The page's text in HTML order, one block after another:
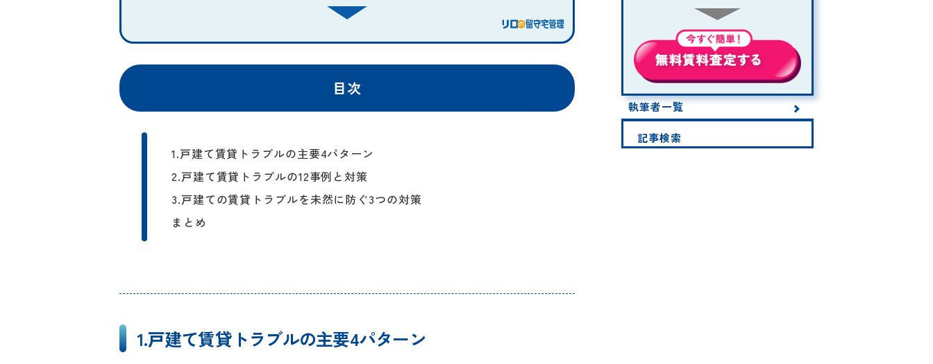
目次
1.戸建て賃貸トラブルの主要4パターン
1-1.建物・設備のトラブル
1-2.近隣トラブル
1-3.入居後のトラブル
2.戸建て賃貸トラブルの12事例と対策
2-1.建物・設備に関するトラブル
2-2.近隣トラブル
庭木が越境した場合の責任と解決方法とは？
まで責任？
家賃滞納が続いたときの督促方法と法的手続き
大量の私物を残して退去した借主への対応方法は？
3.戸建ての賃貸トラブルを未然に防ぐ3つの対策
3-1.戸建て賃貸の管理実績が豊富な会社に依頼する
まとめ
1.戸建て賃貸トラブルの主要4パターン
執筆者一覧
記事検索